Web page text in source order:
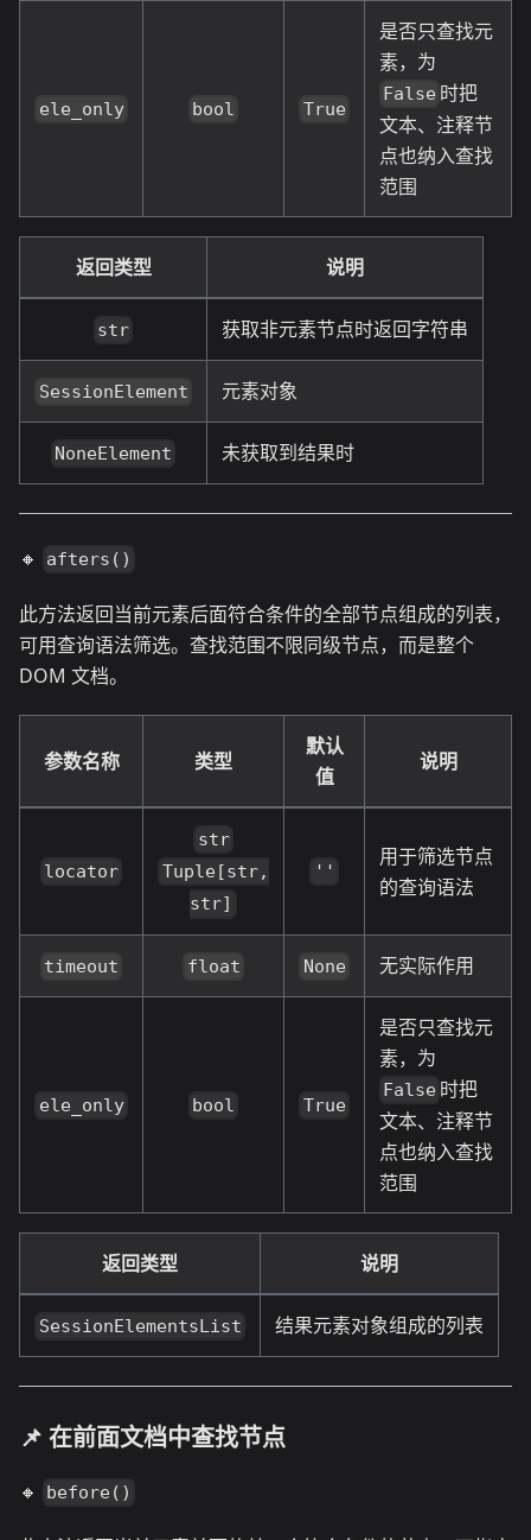
ele_only bool True
是否只查找元
素，为
False 时把
文本、注释节
点也纳入查找
范围
返回类型 说明
str 获取非元素节点时返回字符串
SessionElement 元素对象
NoneElement 未获取到结果时
🔸 afters()
此方法返回当前元素后面符合条件的全部节点组成的列表，
可用查询语法筛选。查找范围不限同级节点，而是整个
DOM 文档。
参数名称 类型
默认
值
说明
locator
str
Tuple[str,
str]
''
用于筛选节点
的查询语法
timeout float None 无实际作用
ele_only bool True
是否只查找元
素，为
False 时把
文本、注释节
点也纳入查找
范围
返回类型 说明
SessionElementsList 结果元素对象组成的列表
📌 在前面文档中查找节点
🔸 before()